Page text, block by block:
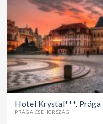
Hotel Krystal***, Prága
PRÁGA CSEHORSZÁG